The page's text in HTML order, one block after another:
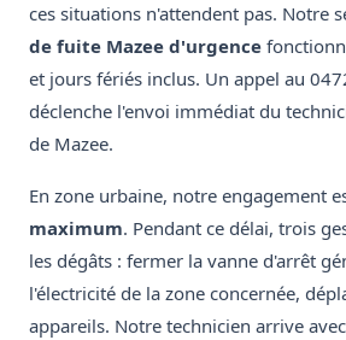
ces situations n'attendent pas. Notre
de fuite Mazee d'urgence
et jours fériés inclus. Un appel au
déclenche l'envoi immédiat du
de Mazee.
En zone urbaine, notre engagement
maximum. Pendant ce délai, trois
les dégâts : fermer la vanne d'arrêt
l'électricité de la zone concernée,
appareils. Notre technicien arrive